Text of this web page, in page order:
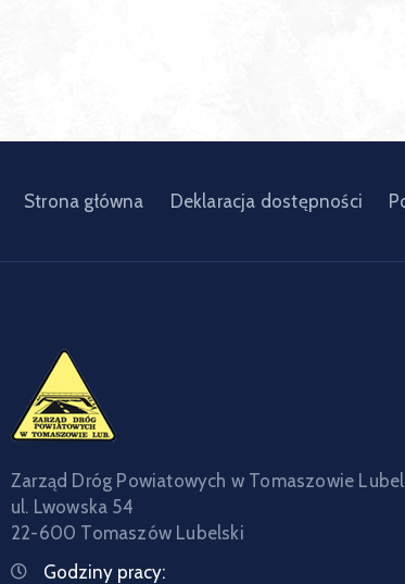
Strona główna Deklaracja dostępności
Zarząd Dróg Powiatowych w Tomaszowie
ul. Lwowska 54
22-600 Tomaszów Lubelski
Godziny pracy: